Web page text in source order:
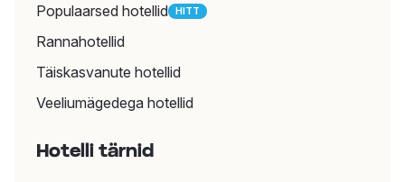
Populaarsed hotellid HITT
Rannahotellid
Täiskasvanute hotellid
Veeliumägedega hotellid
Hotelli tärnid
reisimiseks. Ei mingeid üllatusi.
Pakettreisid